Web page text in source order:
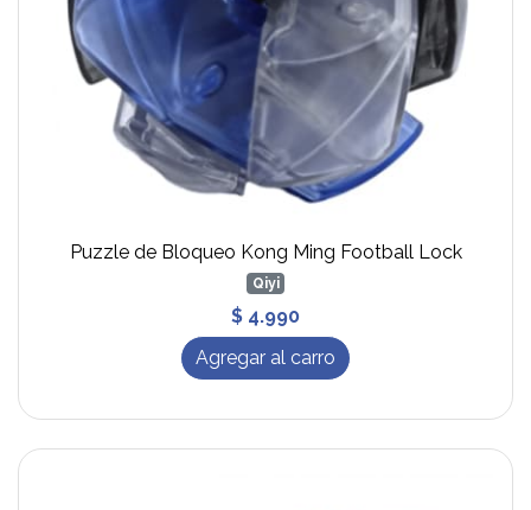
Puzzle de Bloqueo Kong Ming Football Lock
Qiyi
$ 4.990
Agregar al carro